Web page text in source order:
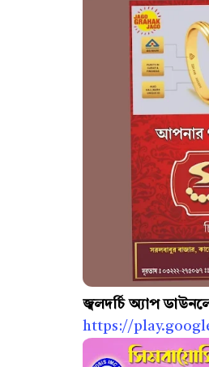
জ্বলদর্চি অ্যাপ
https://